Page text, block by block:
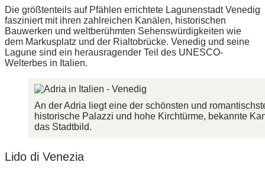
Die größtenteils auf Pfählen errichtete Lagunenstadt Venedig
fasziniert mit ihren zahlreichen Kanälen, historischen
Bauwerken und weltberühmten Sehenswürdigkeiten wie
dem Markusplatz und der Rialtobrücke. Venedig und seine
Lagune sind ein herausragender Teil des UNESCO-
Welterbes in Italien.
An der Adria liegt eine der schönsten und
historische Palazzi und hohe Kirchtürme, bekannte
das Stadtbild.
Lido di Venezia